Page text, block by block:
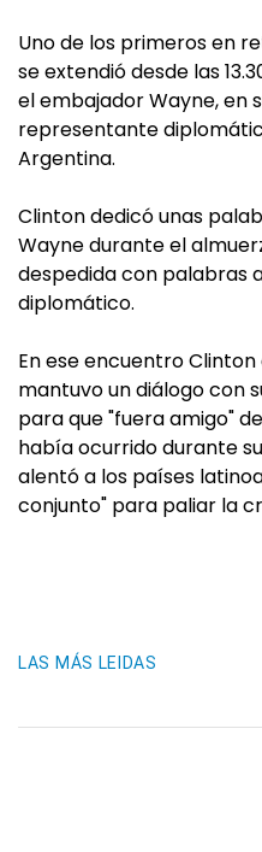
Uno de los primeros en
se extendió desde las
el embajador Wayne, en
representante
Argentina.
Clinton dedicó unas
Wayne durante el
despedida con palabras
diplomático.
En ese encuentro
mantuvo un diálogo con
para que "fuera amigo"
había ocurrido durante
alentó a los países
conjunto" para paliar la
LAS MÁS LEIDAS